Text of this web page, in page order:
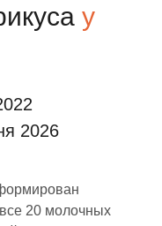
у
2026
20 молочных